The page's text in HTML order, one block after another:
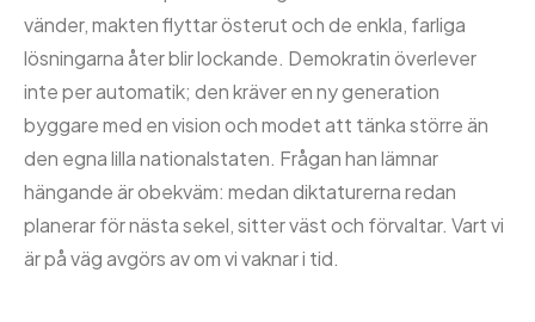
vänder, makten flyttar österut och de enkla, farliga
lösningarna åter blir lockande. Demokratin överlever
inte per automatik; den kräver en ny generation
byggare med en vision och modet att tänka större än
den egna lilla nationalstaten. Frågan han lämnar
hängande är obekväm: medan diktaturerna redan
planerar för nästa sekel, sitter väst och förvaltar. Vart vi
är på väg avgörs av om vi vaknar i tid.